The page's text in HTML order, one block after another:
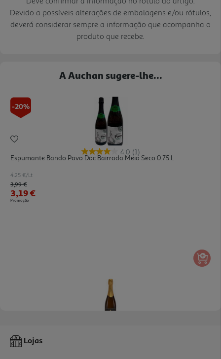
Devido a possíveis alterações de embalagens e/ou rótulos,
deverá considerar sempre a informação que acompanha o
produto que recebe.
A Auchan sugere-lhe...
-20%
4.0 (1)
Espumante Bando Pavo Doc Bairrada Meio Seco 0.75 L
4.25 €/Lt
Price reduced from
3,99 €to
3,19 €
Promoção
Espumante Primavera Baga Reserva Extra Bruto 0.75l
Lojas